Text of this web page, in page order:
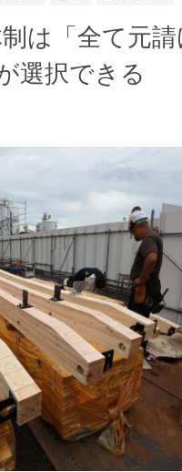
は「全て元
選択できる